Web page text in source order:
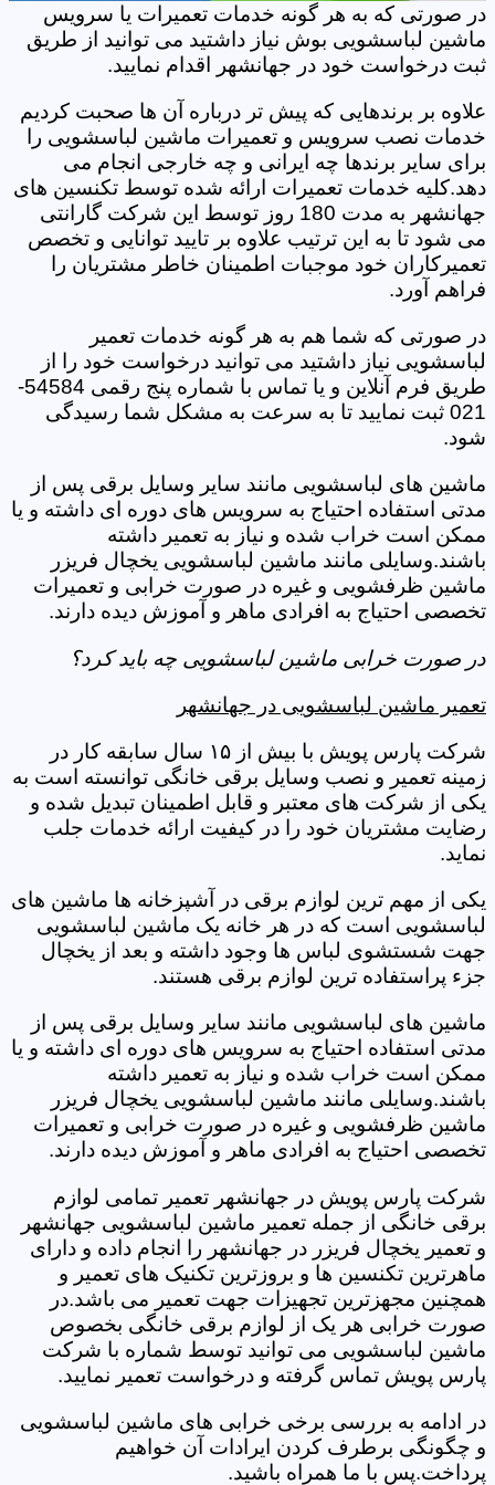
در صورتی که به هر گونه خدمات تعمیرات یا سرویس
ماشین لباسشویی بوش نیاز داشتید می توانید از طریق
ثبت درخواست خود در جهانشهر اقدام نمایید.
علاوه بر برندهایی که پیش تر درباره آن ها صحبت کردیم
خدمات نصب سرویس و تعمیرات ماشین لباسشویی را
برای سایر برندها چه ایرانی و چه خارجی انجام می
دهد.کلیه خدمات تعمیرات ارائه شده توسط تکنسین های
جهانشهر به مدت 180 روز توسط این شرکت گارانتی
می شود تا به این ترتیب علاوه بر تایید توانایی و تخصص
تعمیرکاران خود موجبات اطمینان خاطر مشتریان را
فراهم آورد.
در صورتی که شما هم به هر گونه خدمات تعمیر
لباسشویی نیاز داشتید می توانید درخواست خود را از
طریق فرم آنلاین و یا تماس با شماره پنج رقمی 54584-
021 ثبت نمایید تا به سرعت به مشکل شما رسیدگی
شود.
ماشین های لباسشویی مانند سایر وسایل برقی پس از
مدتی استفاده احتیاج به سرویس های دوره ای داشته و یا
ممکن است خراب شده و نیاز به تعمیر داشته
باشند.وسایلی مانند ماشین لباسشویی یخچال فریزر
ماشین ظرفشویی و غیره در صورت خرابی و تعمیرات
تخصصی احتیاج به افرادی ماهر و آموزش دیده دارند.
در صورت خرابی ماشین لباسشویی چه باید کرد؟
تعمیر ماشین لباسشویی در جهانشهر
شرکت پارس پویش با بیش از ۱۵ سال سابقه کار در
زمینه تعمیر و نصب وسایل برقی خانگی توانسته است به
یکی از شرکت های معتبر و قابل اطمینان تبدیل شده و
رضایت مشتریان خود را در کیفیت ارائه خدمات جلب
نماید.
یکی از مهم ترین لوازم برقی در آشپزخانه ها ماشین های
لباسشویی است که در هر خانه یک ماشین لباسشویی
جهت شستشوی لباس ها وجود داشته و بعد از یخچال
جزء پراستفاده ترین لوازم برقی هستند.
ماشین های لباسشویی مانند سایر وسایل برقی پس از
مدتی استفاده احتیاج به سرویس های دوره ای داشته و یا
ممکن است خراب شده و نیاز به تعمیر داشته
باشند.وسایلی مانند ماشین لباسشویی یخچال فریزر
ماشین ظرفشویی و غیره در صورت خرابی و تعمیرات
تخصصی احتیاج به افرادی ماهر و آموزش دیده دارند.
شرکت پارس پویش در جهانشهر تعمیر تمامی لوازم
برقی خانگی از جمله تعمیر ماشین لباسشویی جهانشهر
و تعمیر یخچال فریزر در جهانشهر را انجام داده و دارای
ماهرترین تکنسین ها و بروزترین تکنیک های تعمیر و
همچنین مجهزترین تجهیزات جهت تعمیر می باشد.در
صورت خرابی هر یک از لوازم برقی خانگی بخصوص
ماشین لباسشویی می توانید توسط شماره با شرکت
پارس پویش تماس گرفته و درخواست تعمیر نمایید.
در ادامه به بررسی برخی خرابی های ماشین لباسشویی
و چگونگی برطرف کردن ایرادات آن خواهیم
پرداخت.پس با ما همراه باشید.